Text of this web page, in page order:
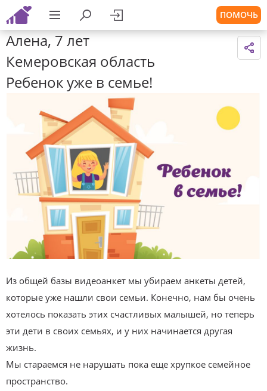
ПОМОЧЬ
Алена, 7 лет
Кемеровская область
Ребенок уже в семье!
Из общей базы видеоанкет мы убираем анкеты детей,
которые уже нашли свои семьи. Конечно, нам бы очень
хотелось показать этих счастливых малышей, но теперь
эти дети в своих семьях, и у них начинается другая
жизнь.
Мы стараемся не нарушать пока еще хрупкое семейное
пространство.